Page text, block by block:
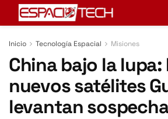
Inicio Tecnología Espacial Misiones
China bajo la lupa:
nuevos satélites
levantan